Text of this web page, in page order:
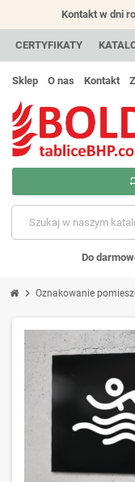
Kontakt w dni
CERTYFIKATY
Sklep O nas Kontakt
Do
chevron_right Oznakowanie